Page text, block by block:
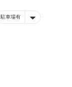
駐車場有